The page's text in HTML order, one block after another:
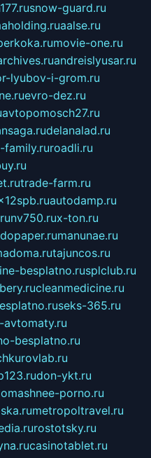
snow-guard.ru
aalse.ru
movie-one.ru
andreislyusar.ru
lyubov-i-grom.ru
evro-dez.ru
avtopomosch27.ru
delanalad.ru
family.ruroadli.ru
trade-farm.ru
autodamp.ru
nv750.rux-ton.ru
manunae.ru
tajuncos.ru
besplatno.rusplclub.ru
cleanmedicine.ru
seks-365.ru
besplatno.ru
don-ykt.ru
porno.ru
metropoltravel.ru
rostotsky.ru
casinotablet.ru